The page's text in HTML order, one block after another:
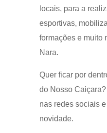
locais, para a
esportivas,
formações e muito
Nara.
Quer ficar por
do Nosso
nas redes sociais
novidade.